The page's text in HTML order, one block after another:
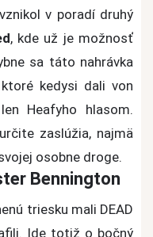
v poradí druhý
, kde už je možnosť
sa táto nahrávka
kedysi dali von
Heafyho hlasom.
zaslúžia, najmä
osobne droge.
Bennington
triesku mali DEAD
Ide totiž o bočný